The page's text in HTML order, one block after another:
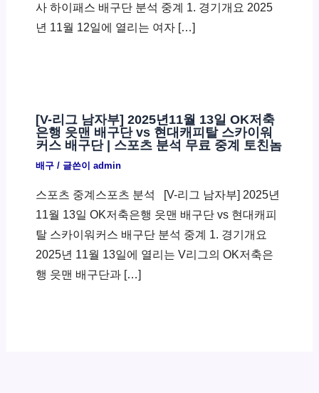
사 하이패스 배구단 분석 중계 1. 경기개요 2025
년 11월 12일에 열리는 여자 […]
[V-리그 남자부] 2025년11월 13일 OK저축
은행 읏맨 배구단 vs 현대캐피탈 스카이워
커스 배구단 | 스포츠 분석 무료 중계 토친놈
배구/ 글쓴이 admin
스포츠 중계스포츠 분석 ​ [V-리그 남자부] 2025년
11월 13일 OK저축은행 읏맨 배구단 vs 현대캐피
탈 스카이워커스 배구단 분석 중계 1. 경기개요
2025년 11월 13일에 열리는 V리그의 OK저축은
행 읏맨 배구단과 […]